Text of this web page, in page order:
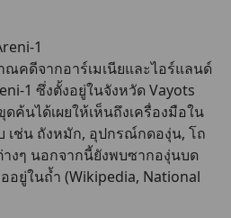
1
คดีจากอาร์เมเนียและไอร์แลนด์
1 ซึ่งตั้งอยู่ในจังหวัด Vayots
ค้นได้เผยให้เห็นถึงเครื่องมือใน
ช่น ถังหมัก, อุปกรณ์กดองุ่น, โถ
งๆ นอกจากนี้ยังพบซากองุ่นบด
อยู่ในถ้ำ (Wikipedia, National